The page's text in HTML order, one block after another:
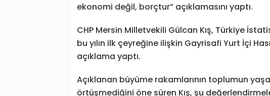
ekonomi değil, borçtur” açıklamasını yaptı.
CHP Mersin Milletvekili Gülcan Kış, Türkiye
bu yılın ilk çeyreğine ilişkin Gayrisafi Yurt İçi
açıklama yaptı.
Açıklanan büyüme rakamlarının toplumun
örtüşmediğini öne süren Kış, şu